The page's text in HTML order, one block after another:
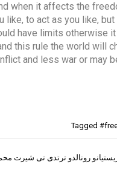
when it affects the
like, to act as you like,
have limits otherwise
this rule the world will
and less war or may
Tagged
رونالدو ترتدى تى شيرت